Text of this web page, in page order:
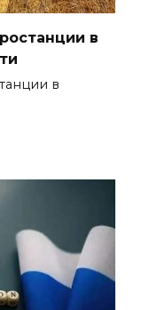
в
в